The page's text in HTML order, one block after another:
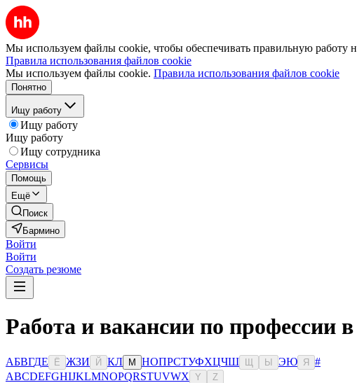
Мы используем файлы cookie, чтобы обеспечивать правильную работу
Правила использования файлов cookie
Мы используем файлы cookie. Правила использования файлов cookie
Понятно
Ищу работу
Ищу работу
Ищу работу
Ищу сотрудника
Сервисы
Помощь
Ещё
Поиск
Бармино
Войти
Войти
Создать резюме
Работа и вакансии по профессии
АБВГДЕ Ё ЖЗИ Й КЛ М НОПРСТУФХЦЧШ Ы ЭЮ Я
#
ABCDEFGHIJKLMNOPQRSTUVWX Y Z